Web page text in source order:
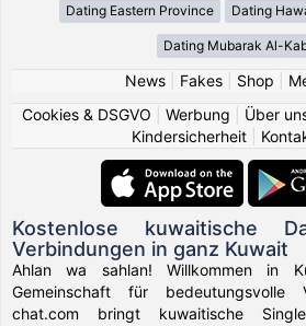
Dating Eastern Province Dating
Dating Mubarak Al-
News| Fakes| Shop
Cookies & DSGVO
Werbung Über
Kindersicherheit
Kostenlose kuwaitische
Verbindungen in ganz Kuwait
Ahlan wa sahlan! Willkommen in
Gemeinschaft für bedeutungsvolle
chat.com bringt kuwaitische